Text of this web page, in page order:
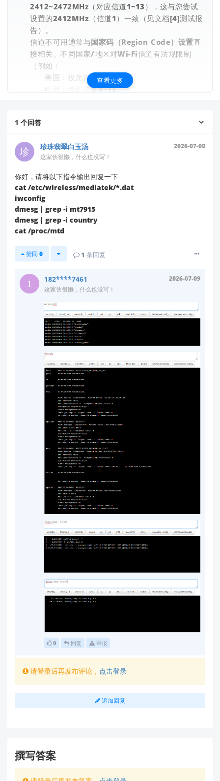
2412~2472MHz （对应信道1~13），这与您尝试
设置的2412MHz（信道1）一致（见文档[4]测试报
告）。
信道不可用通常与国家码（Region Code）设置直
接相关。不同国家/地区对Wi-Fi信道有法规限制
（例如：
美国：仅允许信道1~11
欧洲：允许信道1~13
确认国家码匹配性
请检查当前设置的国家码是否与实际使用地区一
致。例如：
若在中国使用，请设置为CN
若在美国使用，请设置为
错误的国家码会导致部分信道被强制禁用
验证信道可用性
根据文档[4]，2.4G频段的发射功率因协议不同而
异：
2.4G Wi-Fi:
16.53dBm(802.11b), 14.73dBm(802.11g),
15.65dBm(802.11n40), 17.59dBm(802.11ax
建议：尝试切换到信道6（2437MHz）或信道
11（2462MHz），这些信道在大多数地区兼容性更
好。
检查固件版本
旧版固件可能存在信道控制逻辑缺陷。请确认：
是否已升级至最新固件（支持OTA无线升级）
固件版本可通过AT+VER
环境干扰排查
2.4G频段易受微波炉、蓝牙设备等干扰。建议：
使用Wi-Fi分析工具（如
描周边信道占用情况
选择干扰较小的信道（如1、6、11）
进一步支持
若上述步骤仍无法解决，建议您：
当前国家码设置（AT+REGION?）
完整的AT指令操作日志
信道失效时的系统日志（通过串口输出）
官方技术文档：HLK-RM60资料下载
技术支持邮箱：support@hlktech.cn（请附
问答社区：https://ask.hlktech.com
注：根据IEEE 802.11ax标准，信道切换需同时满
足硬件能力、法规限制及固件逻辑三重条件。我们
建议优先通过国家码匹配解决基础兼容性问题。
查看更多
1 个回答
珍珠翡翠白玉汤
2026-07-09
这家伙很懒，什么也没写！
你好，请将以下指令输出回复一下
cat /etc/wireless/mediatek/*.dat
iwconfig
dmesg | grep -i mt7915
dmesg | grep -i country
cat /proc/mtd
赞同 0 1 条回复
182****7461
2026-07-09
这家伙很懒，什么也没写！
0 回复 举报
请登录后再发布评论， 点击登录
追加回复
撰写答案